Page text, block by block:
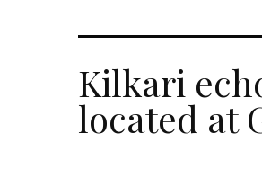
Kilkari
located at